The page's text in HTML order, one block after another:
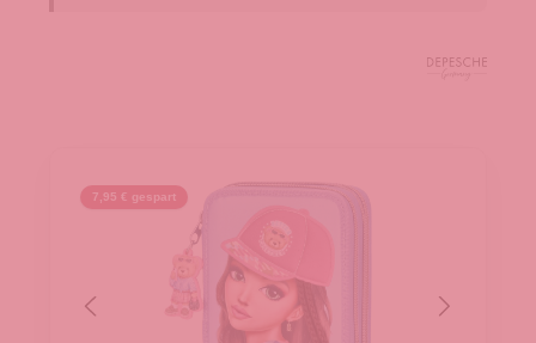
7,95 € gespart